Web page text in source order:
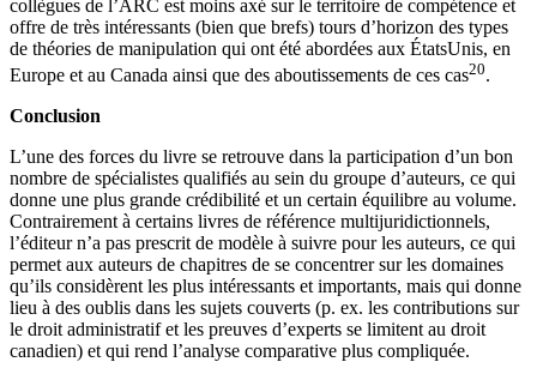
collègues de l’ARC est moins axé sur le territoire de compétence et
offre de très intéressants (bien que brefs) tours d’horizon des types
de théories de manipulation qui ont été abordées aux ÉtatsUnis, en
Europe et au Canada ainsi que des aboutissements de ces cas20.
Conclusion
L’une des forces du livre se retrouve dans la participation d’un bon
nombre de spécialistes qualifiés au sein du groupe d’auteurs, ce qui
donne une plus grande crédibilité et un certain équilibre au volume.
Contrairement à certains livres de référence multijuridictionnels,
l’éditeur n’a pas prescrit de modèle à suivre pour les auteurs, ce qui
permet aux auteurs de chapitres de se concentrer sur les domaines
qu’ils considèrent les plus intéressants et importants, mais qui donne
lieu à des oublis dans les sujets couverts (p. ex. les contributions sur
le droit administratif et les preuves d’experts se limitent au droit
canadien) et qui rend l’analyse comparative plus compliquée.